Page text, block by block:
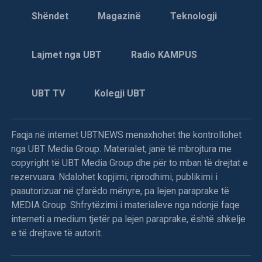
dhe Ramë Sharka (65), njoftoi KI i Degës së LDK-së në
deklaroi se dita e sotme përbën një moment regresiv për
politike,” tha Tahiri gjatë deklaratës së tij për mediat.
Sipas Tahirit, refuzimi i shumicës për të proceduar me
propozimin e kandidatit për kryetar të Kuvendit është një
përpjekje e qëllimshme për të thelluar ngërçin politik në
vend.
Deputetja e AAK-së gjuan me vezë drejt Kurtit,
përplasje fizike mes deputetëve
Menjëherë pas përfundimit të fjalës së Kryeministrit Albin
Kurti, deputetja e Aleancës për Ardhmërinë e Kosovës,
Time Kadriaj, është afruar drejt foltores dhe ka gjuajtur me
Shëndet Magazinë Teknologji
Lajmet nga UBT Radio KAMPUS
UBT TV Kolegji UBT
Faqja në internet UBTNEWS menaxhohet the kontrollohet
nga UBT Media Group. Materialet, janë të mbrojtura me
copyright të UBT Media Group dhe për to mban të drejtat e
rezervuara. Ndalohet kopjimi, riprodhimi, publikimi i
paautorizuar në çfarëdo mënyre, pa lejen paraprake të
MEDIA Group. Shfrytëzimi i materialeve nga ndonjë faqe
interneti a medium tjetër pa lejen paraprake, është shkelje
e të drejtave të autorit.